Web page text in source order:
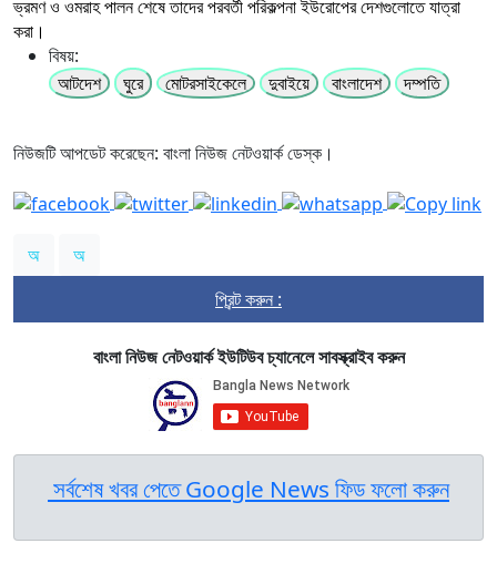
ভ্রমণ ও ওমরাহ পালন শেষে তাদের পরবর্তী পরিকল্পনা ইউরোপের দেশগুলোতে যাত্রা
করা।
বিষয়:
আটদেশ
ঘুরে মোটরসাইকেলে দুবাইয়ে বাংলাদেশ দম্পতি
নিউজটি আপডেট করেছেন: বাংলা নিউজ নেটওয়ার্ক ডেস্ক।
অ
অ
প্রিন্ট করুন :
বাংলা নিউজ নেটওয়ার্ক ইউটিউব চ্যানেলে সাবস্ক্রাইব করুন
সর্বশেষ খবর পেতে Google News ফিড ফলো করুন